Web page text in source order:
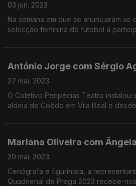
03 jun. 2023
Na semana em que se anunciaram as
selecção feminina de futebol a
António Jorge com Sérgio
27 mai. 2023
O Coletivo Peripécias Teatro
aldeia de Coêdo em Vila Real e
Mariana Oliveira com
20 mai. 2023
Cenógrafa e figurinista, a
Quadrienal de Praga 2023 recebe-